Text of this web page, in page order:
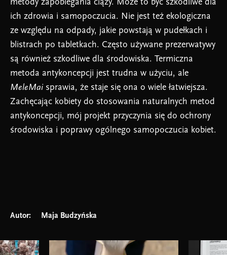
metody zapobiegania ciąży. Może to być szkodliwe dla
ich zdrowia i samopoczucia. Nie jest też ekologiczna
ze względu na odpady, jakie powstają w pudełkach i
blistrach po tabletkach. Często używane prezerwatywy
są również szkodliwe dla środowiska. Termiczna
metoda antykoncepcji jest trudna w użyciu, ale
MeleMai sprawia, że staje się ona o wiele łatwiejsza.
Zachęcając kobiety do stosowania naturalnych metod
antykoncepcji, mój projekt przyczynia się do ochrony
środowiska i poprawy ogólnego samopoczucia kobiet.
Autor: Maja Budzyńska